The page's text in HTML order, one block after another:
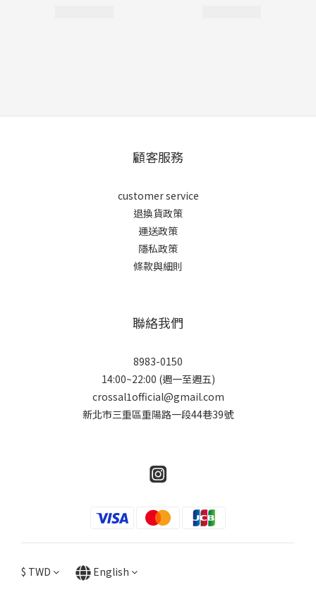
顧客服務
customer service
退換貨政策
運送政策
隱私政策
條款與細則
聯絡我們
8983-0150
14:00~22:00 (週一至週五)
crossal1official@gmail.com
新北市三重區重陽路一段44巷39號
$ TWD English